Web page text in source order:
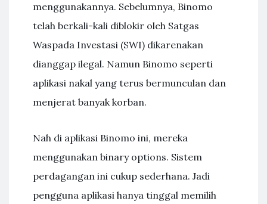
menggunakannya. Sebelumnya, Binomo
telah berkali-kali diblokir oleh Satgas
Waspada Investasi (SWI) dikarenakan
dianggap ilegal. Namun Binomo seperti
aplikasi nakal yang terus bermunculan dan
menjerat banyak korban.
Nah di aplikasi Binomo ini, mereka
menggunakan binary options. Sistem
perdagangan ini cukup sederhana. Jadi
pengguna aplikasi hanya tinggal memilih